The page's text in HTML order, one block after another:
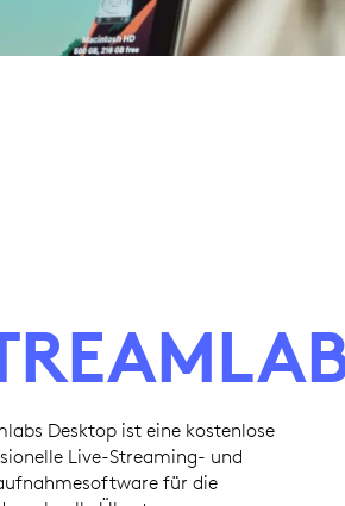
Desktop ist eine kostenlose
Live-Streaming- und
für die